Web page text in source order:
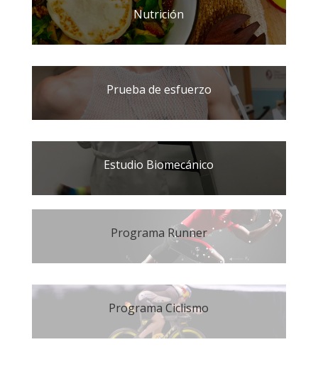
Nutrición
Prueba de esfuerzo
Estudio Biomecánico
Programa Runner
Programa Ciclismo